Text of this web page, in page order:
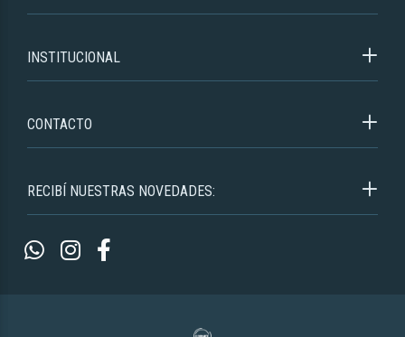
RECIBÍ NUESTRAS NOVEDADES:
INSTITUCIONAL
CONTACTO